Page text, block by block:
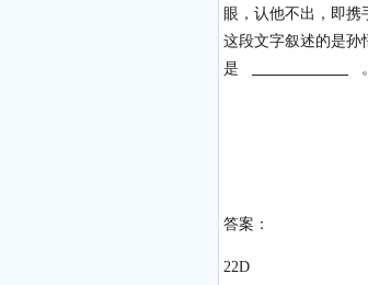
眼，认他不出，即携
这段文字叙述的是孙
是
。
答案：
22D